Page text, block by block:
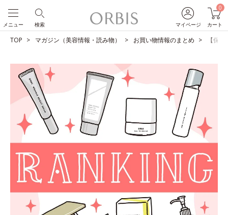
マイページ
0
カート
検索
メニュー
TOP マガジン（美容情報・読み物） お買い物情報のまとめ 【保